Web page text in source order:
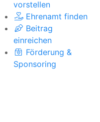
vorstellen
Ehrenamt finden
Beitrag
einreichen
Förderung &
Sponsoring